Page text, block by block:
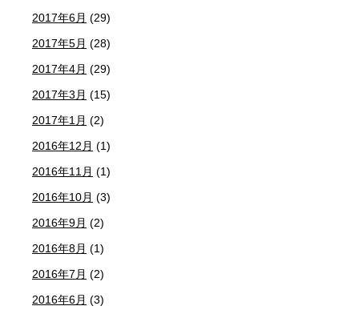
2017年6月 (29)
2017年5月 (28)
2017年4月 (29)
2017年3月 (15)
2017年1月 (2)
2016年12月 (1)
2016年11月 (1)
2016年10月 (3)
2016年9月 (2)
2016年8月 (1)
2016年7月 (2)
2016年6月 (3)